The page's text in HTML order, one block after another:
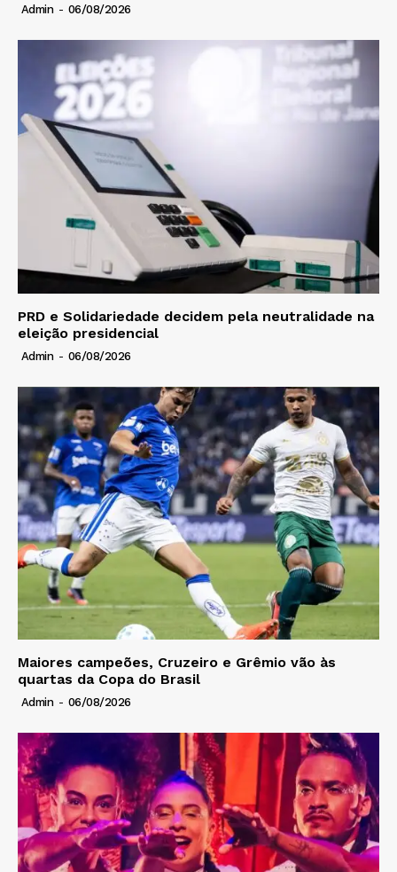
Admin - 06/08/2026
PRD e Solidariedade decidem pela neutralidade na
eleição presidencial
Admin - 06/08/2026
Maiores campeões, Cruzeiro e Grêmio vão às
quartas da Copa do Brasil
Admin - 06/08/2026